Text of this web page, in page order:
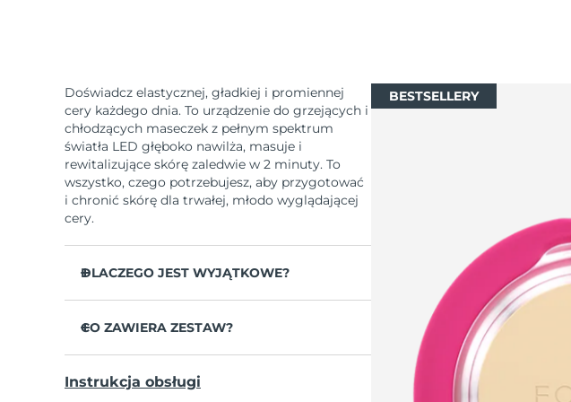
BESTSELLERY
Doświadcz elastycznej, gładkiej i promiennej
cery każdego dnia. To urządzenie do grzejących i
chłodzących maseczek z pełnym spektrum
światła LED głęboko nawilża, masuje i
rewitalizujące skórę zaledwie w 2 minuty. To
wszystko, czego potrzebujesz, aby przygotować
i chronić skórę dla trwałej, młodo wyglądającej
cery.
DLACZEGO JEST WYJĄTKOWE?
zabiegów zapewnia wyniki przeciwdziałające
nagrzewanie, chłodzenie, terapię światłem
CO ZAWIERA ZESTAW?
Kabel ładujący USB
Instrukcja obsługi